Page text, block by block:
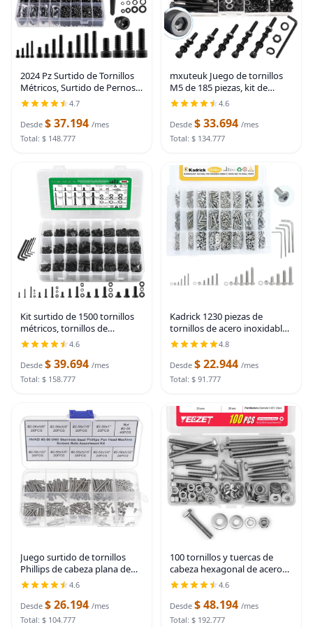
2024 Pz Surtido de Tornillos
Métricos, Surtido de Pernos y
Tuercas Surtido de Pernos de
M5, Juego de Tornillos
Hexagonales
4.7
Desde $ 37.194 /mes
Total: $ 148.777
mxuteuk Juego de tornillos
M5 de 185 piezas, kit de
tuercas, pernos y tornillos de
pernos de acero de aleación
de grado 12.9
4.6
Desde $ 33.694 /mes
Total: $ 134.777
Kit surtido de 1500 tornillos
métricos, tornillos de
máquina M2 M3 M4 M5 M6
planas, acero de aleación de
grado 10.9, kit
4.6
Desde $ 39.694 /mes
Total: $ 158.777
Kadrick 1230 piezas de
tornillos de acero inoxidable
304, surtido métrico M2 M3
cabeza hexagonal de botón
de 4mm-20mm con
4.8
Desde $ 22.944 /mes
Total: $ 91.777
Juego surtido de tornillos
Phillips de cabeza plana de
acero inoxidable #2-56 UNC y
5/32" to 1" Length, Imperial
4.6
Desde $ 26.194 /mes
Total: $ 104.777
100 tornillos y tuercas de
cabeza hexagonal de acero
inoxidable de 1/4-20x1, 1-
tuercas planos y arandelas de
4.6
Desde $ 48.194 /mes
Total: $ 192.777